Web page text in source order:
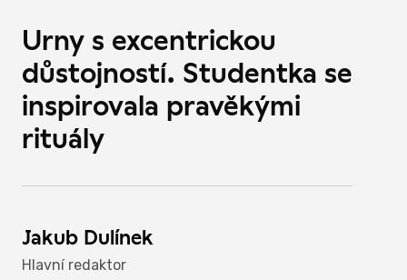
Urny s excentrickou
důstojností. Studentka se
inspirovala pravěkými
rituály
Jakub Dulínek
Hlavní redaktor